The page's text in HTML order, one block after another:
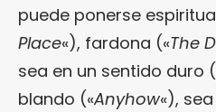
puede ponerse
Place«), fardona («The
sea en un sentido duro
blando («Anyhow«),